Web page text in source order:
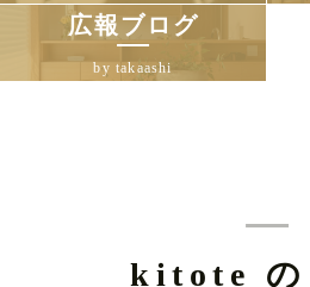
広報ブログ
by takaashi
kitote の